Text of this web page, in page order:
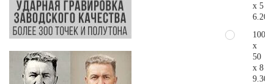
x 5
100
x
50
x 8